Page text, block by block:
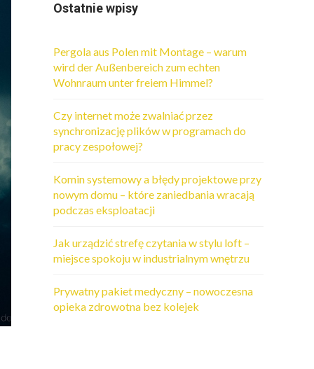
Ostatnie wpisy
Pergola aus Polen mit Montage – warum
wird der Außenbereich zum echten
Wohnraum unter freiem Himmel?
Czy internet może zwalniać przez
synchronizację plików w programach do
pracy zespołowej?
Komin systemowy a błędy projektowe przy
nowym domu – które zaniedbania wracają
podczas eksploatacji
Jak urządzić strefę czytania w stylu loft –
miejsce spokoju w industrialnym wnętrzu
Prywatny pakiet medyczny – nowoczesna
opieka zdrowotna bez kolejek